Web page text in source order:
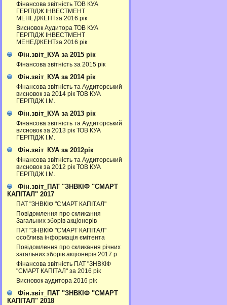
Фінансова звітність ТОВ КУА
ГЕРІТІДЖ ІНВЕСТМЕНТ
МЕНЕДЖЕНТза 2016 рік
Висновок Аудитора ТОВ КУА
ГЕРІТІДЖ ІНВЕСТМЕНТ
МЕНЕДЖЕНТза 2016 рік
Фін.звіт_КУА за 2015 рік
Фінансова звітність за 2015 рік
Фін.звіт_КУА за 2014 рік
Фінансова звітність та Аудиторський
висновок за 2014 рік ТОВ КУА
ГЕРІТІДЖ І.М.
Фін.звіт_КУА за 2013 рік
Фінансова звітність та Аудиторський
висновок за 2013 рік ТОВ КУА
ГЕРІТІДЖ І.М.
Фін.звіт_КУА за 2012рік
Фінансова звітність та Аудиторський
висновок за 2012 рік ТОВ КУА
ГЕРІТІДЖ І.М.
Фін.звіт_ПАТ "ЗНВКІФ "СМАРТ
КАПІТАЛ" 2017
ПАТ "ЗНВКІФ "СМАРТ КАПІТАЛ"
Повідомлення про скликання
Загальних зборів акціонерів
ПАТ "ЗНВКІФ "СМАРТ КАПІТАЛ"
особлива інформація ємітента
Повідомлення про скликання річних
загальних зборів акціонерів 2017 р
Фінансова звітність ПАТ "ЗНВКІФ
"СМАРТ КАПІТАЛ" за 2016 рік
Висновок аудитора 2016 рік
Фін.звіт_ПАТ "ЗНВКІФ "СМАРТ
КАПІТАЛ" 2018